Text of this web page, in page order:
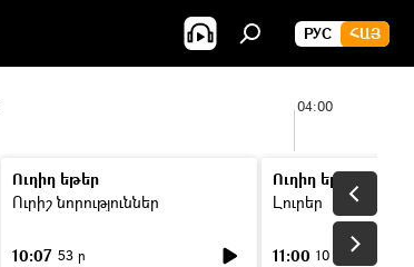
РУС ՀԱՅ
04:00
Ուղիղ եթեր
Ուրիշ նորություններ
10:07 53 ր
Ուղիղ եթեր
Լուրեր
11:00 10 ր